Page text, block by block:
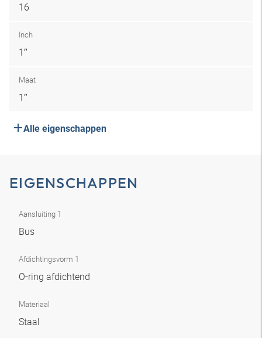
16
Inch
1″
Maat
1″
Alle eigenschappen
EIGENSCHAPPEN
Aansluiting 1
Bus
Afdichtingsvorm 1
O-ring afdichtend
Materiaal
Staal